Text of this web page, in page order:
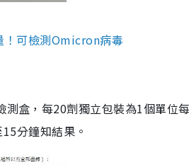
！可檢測Omicron病毒
盒，每20劑獨立包裝為1個單位
分鐘知結果。